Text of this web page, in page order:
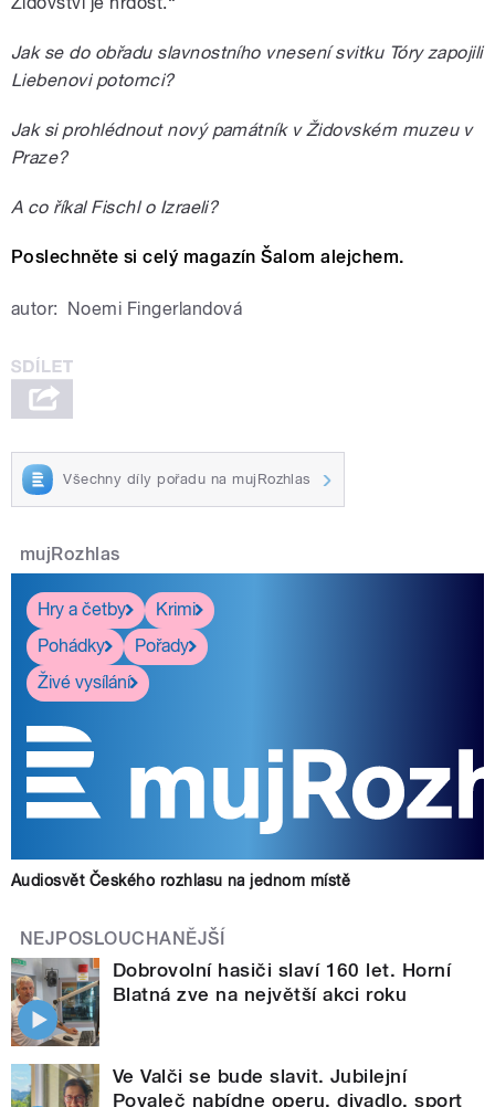
Jak se do obřadu slavnostního vnesení svitku Tóry zapojili
Liebenovi potomci?
Jak si prohlédnout nový památník v Židovském muzeu v
Praze?
A co říkal Fischl o Izraeli?
Poslechněte si celý magazín Šalom alejchem.
autor: Noemi Fingerlandová
Všechny díly pořadu na mujRozhlas
mujRozhlas
Hry a četby
Krimi
Pohádky
Pořady
Živé vysílání
Audiosvět Českého rozhlasu na jednom místě
NEJPOSLOUCHANĚJŠÍ
Dobrovolní hasiči slaví 160 let. Horní
Blatná zve na největší akci roku
Ve Valči se bude slavit. Jubilejní
Povaleč nabídne operu, divadlo, sport